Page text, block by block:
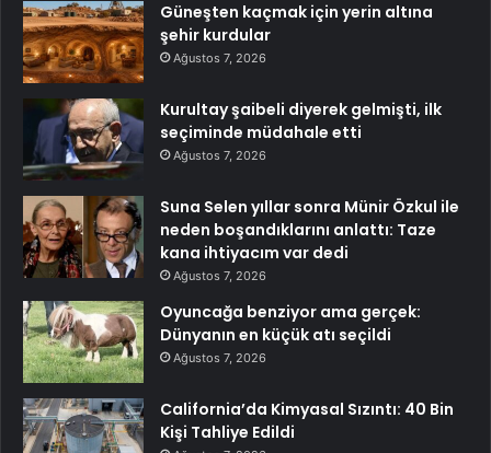
Güneşten kaçmak için yerin altına
şehir kurdular
Ağustos 7, 2026
Kurultay şaibeli diyerek gelmişti, ilk
seçiminde müdahale etti
Ağustos 7, 2026
Suna Selen yıllar sonra Münir Özkul ile
neden boşandıklarını anlattı: Taze
kana ihtiyacım var dedi
Ağustos 7, 2026
Oyuncağa benziyor ama gerçek:
Dünyanın en küçük atı seçildi
Ağustos 7, 2026
California’da Kimyasal Sızıntı: 40 Bin
Kişi Tahliye Edildi